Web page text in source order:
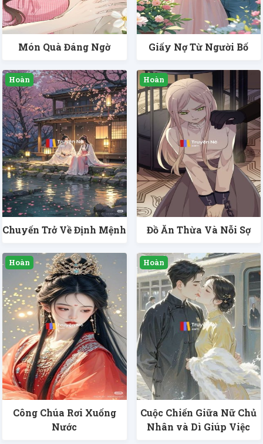
Món Quà Đáng Ngờ Giấy Nợ Từ Người Bố
Chuyến Trở Về Định Mệnh Đồ Ăn Thừa Và Nỗi Sợ
Công Chúa Rơi Xuống
Nước
Cuộc Chiến Giữa Nữ Chủ
Nhân và Dì Giúp Việc